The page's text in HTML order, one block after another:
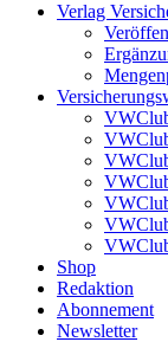
Verlag
Shop
Redaktion
Abonnement
Newsletter